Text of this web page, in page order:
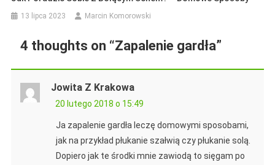
13 lipca 2023 Marcin Komorowski
4 thoughts on “Zapalenie gardła”
Jowita Z Krakowa
20 lutego 2018 o 15:49
Ja zapalenie gardła leczę domowymi sposobami,
jak na przykład płukanie szałwią czy płukanie solą.
Dopiero jak te środki mnie zawiodą to sięgam po